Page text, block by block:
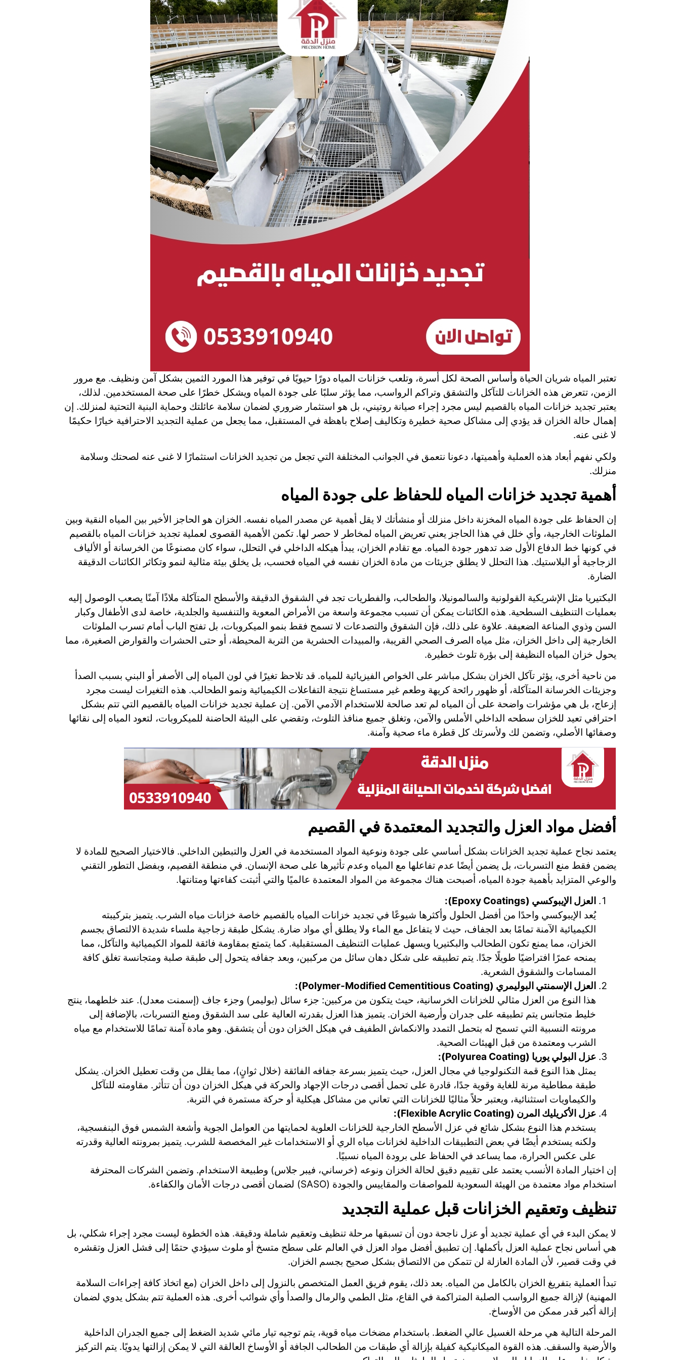
تعتبر المياه شريان الحياة وأساس الصحة لكل أسرة، وتلعب خزانات المياه دورًا حيويًا في توفير هذا المورد الثمين بشكل آمن ونظيف. مع مرور
الزمن، تتعرض هذه الخزانات للتآكل والتشقق وتراكم الرواسب، مما يؤثر سلبًا على جودة المياه ويشكل خطرًا على صحة المستخدمين. لذلك،
يعتبر تجديد خزانات المياه بالقصيم ليس مجرد إجراء صيانة روتيني، بل هو استثمار ضروري لضمان سلامة عائلتك وحماية البنية التحتية لمنزلك. إن
إهمال حالة الخزان قد يؤدي إلى مشاكل صحية خطيرة وتكاليف إصلاح باهظة في المستقبل، مما يجعل من عملية التجديد الاحترافية خيارًا حكيمًا
لا غنى عنه.
ولكي نفهم أبعاد هذه العملية وأهميتها، دعونا نتعمق في الجوانب المختلفة التي تجعل من تجديد الخزانات استثمارًا لا غنى عنه لصحتك وسلامة
منزلك.
أهمية تجديد خزانات المياه للحفاظ على جودة المياه
إن الحفاظ على جودة المياه المخزنة داخل منزلك أو منشأتك لا يقل أهمية عن مصدر المياه نفسه. الخزان هو الحاجز الأخير بين المياه النقية وبين
الملوثات الخارجية، وأي خلل في هذا الحاجز يعني تعريض المياه لمخاطر لا حصر لها. تكمن الأهمية القصوى لعملية تجديد خزانات المياه بالقصيم
في كونها خط الدفاع الأول ضد تدهور جودة المياه. مع تقادم الخزان، يبدأ هيكله الداخلي في التحلل، سواء كان مصنوعًا من الخرسانة أو الألياف
الزجاجية أو البلاستيك. هذا التحلل لا يطلق جزيئات من مادة الخزان نفسه في المياه فحسب، بل يخلق بيئة مثالية لنمو وتكاثر الكائنات الدقيقة
الضارة.
البكتيريا مثل الإشريكية القولونية والسالمونيلا، والطحالب، والفطريات تجد في الشقوق الدقيقة والأسطح المتآكلة ملاذًا آمنًا يصعب الوصول إليه
بعمليات التنظيف السطحية. هذه الكائنات يمكن أن تسبب مجموعة واسعة من الأمراض المعوية والتنفسية والجلدية، خاصة لدى الأطفال وكبار
السن وذوي المناعة الضعيفة. علاوة على ذلك، فإن الشقوق والتصدعات لا تسمح فقط بنمو الميكروبات، بل تفتح الباب أمام تسرب الملوثات
الخارجية إلى داخل الخزان، مثل مياه الصرف الصحي القريبة، والمبيدات الحشرية من التربة المحيطة، أو حتى الحشرات والقوارض الصغيرة، مما
يحول خزان المياه النظيفة إلى بؤرة تلوث خطيرة.
من ناحية أخرى، يؤثر تآكل الخزان بشكل مباشر على الخواص الفيزيائية للمياه. قد تلاحظ تغيرًا في لون المياه إلى الأصفر أو البني بسبب الصدأ
وجزيئات الخرسانة المتآكلة، أو ظهور رائحة كريهة وطعم غير مستساغ نتيجة التفاعلات الكيميائية ونمو الطحالب. هذه التغيرات ليست مجرد
إزعاج، بل هي مؤشرات واضحة على أن المياه لم تعد صالحة للاستخدام الآدمي الآمن. إن عملية تجديد خزانات المياه بالقصيم التي تتم بشكل
احترافي تعيد للخزان سطحه الداخلي الأملس والآمن، وتغلق جميع منافذ التلوث، وتقضي على البيئة الحاضنة للميكروبات، لتعود المياه إلى نقائها
وصفائها الأصلي، وتضمن لك ولأسرتك كل قطرة ماء صحية وآمنة.
أفضل مواد العزل والتجديد المعتمدة في القصيم
يعتمد نجاح عملية تجديد الخزانات بشكل أساسي على جودة ونوعية المواد المستخدمة في العزل والتبطين الداخلي. فالاختيار الصحيح للمادة لا
يضمن فقط منع التسربات، بل يضمن أيضًا عدم تفاعلها مع المياه وعدم تأثيرها على صحة الإنسان. في منطقة القصيم، وبفضل التطور التقني
والوعي المتزايد بأهمية جودة المياه، أصبحت هناك مجموعة من المواد المعتمدة عالميًا والتي أثبتت كفاءتها ومتانتها.
العزل الإيبوكسي (Epoxy Coatings):
يُعد الإيبوكسي واحدًا من أفضل الحلول وأكثرها شيوعًا في تجديد خزانات المياه بالقصيم خاصة خزانات مياه الشرب. يتميز بتركيبته
الكيميائية الآمنة تمامًا بعد الجفاف، حيث لا يتفاعل مع الماء ولا يطلق أي مواد ضارة. يشكل طبقة زجاجية ملساء شديدة الالتصاق بجسم
الخزان، مما يمنع تكون الطحالب والبكتيريا ويسهل عمليات التنظيف المستقبلية. كما يتمتع بمقاومة فائقة للمواد الكيميائية والتآكل، مما
يمنحه عمرًا افتراضيًا طويلًا جدًا. يتم تطبيقه على شكل دهان سائل من مركبين، وبعد جفافه يتحول إلى طبقة صلبة ومتجانسة تغلق كافة
المسامات والشقوق الشعرية.
العزل الإسمنتي البوليمري (Polymer-Modified Cementitious Coating):
هذا النوع من العزل مثالي للخزانات الخرسانية، حيث يتكون من مركبين: جزء سائل (بوليمر) وجزء جاف (إسمنت معدل). عند خلطهما، ينتج
خليط متجانس يتم تطبيقه على جدران وأرضية الخزان. يتميز هذا العزل بقدرته العالية على سد الشقوق ومنع التسربات، بالإضافة إلى
مرونته النسبية التي تسمح له بتحمل التمدد والانكماش الطفيف في هيكل الخزان دون أن يتشقق. وهو مادة آمنة تمامًا للاستخدام مع مياه
الشرب ومعتمدة من قبل الهيئات الصحية.
عزل البولي يوريا (Polyurea Coating):
يمثل هذا النوع قمة التكنولوجيا في مجال العزل، حيث يتميز بسرعة جفافه الفائقة (خلال ثوانٍ)، مما يقلل من وقت تعطيل الخزان. يشكل
طبقة مطاطية مرنة للغاية وقوية جدًا، قادرة على تحمل أقصى درجات الإجهاد والحركة في هيكل الخزان دون أن تتأثر. مقاومته للتآكل
والكيماويات استثنائية، ويعتبر حلاً مثاليًا للخزانات التي تعاني من مشاكل هيكلية أو حركة مستمرة في التربة.
عزل الأكريليك المرن (Flexible Acrylic Coating):
يستخدم هذا النوع بشكل شائع في عزل الأسطح الخارجية للخزانات العلوية لحمايتها من العوامل الجوية وأشعة الشمس فوق البنفسجية،
ولكنه يستخدم أيضًا في بعض التطبيقات الداخلية لخزانات مياه الري أو الاستخدامات غير المخصصة للشرب. يتميز بمرونته العالية وقدرته
على عكس الحرارة، مما يساعد في الحفاظ على برودة المياه نسبيًا.
إن اختيار المادة الأنسب يعتمد على تقييم دقيق لحالة الخزان ونوعه (خرساني، فيبر جلاس) وطبيعة الاستخدام. وتضمن الشركات المحترفة
استخدام مواد معتمدة من الهيئة السعودية للمواصفات والمقاييس والجودة (SASO) لضمان أقصى درجات الأمان والكفاءة.
تنظيف وتعقيم الخزانات قبل عملية التجديد
لا يمكن البدء في أي عملية تجديد أو عزل ناجحة دون أن تسبقها مرحلة تنظيف وتعقيم شاملة ودقيقة. هذه الخطوة ليست مجرد إجراء شكلي، بل
هي أساس نجاح عملية العزل بأكملها. إن تطبيق أفضل مواد العزل في العالم على سطح متسخ أو ملوث سيؤدي حتمًا إلى فشل العزل وتقشره
في وقت قصير، لأن المادة العازلة لن تتمكن من الالتصاق بشكل صحيح بجسم الخزان.
تبدأ العملية بتفريغ الخزان بالكامل من المياه. بعد ذلك، يقوم فريق العمل المتخصص بالنزول إلى داخل الخزان (مع اتخاذ كافة إجراءات السلامة
المهنية) لإزالة جميع الرواسب الصلبة المتراكمة في القاع، مثل الطمي والرمال والصدأ وأي شوائب أخرى. هذه العملية تتم بشكل يدوي لضمان
إزالة أكبر قدر ممكن من الأوساخ.
المرحلة التالية هي مرحلة الغسيل عالي الضغط. باستخدام مضخات مياه قوية، يتم توجيه تيار مائي شديد الضغط إلى جميع الجدران الداخلية
والأرضية والسقف. هذه القوة الميكانيكية كفيلة بإزالة أي طبقات من الطحالب الجافة أو الأوساخ العالقة التي لا يمكن إزالتها يدويًا. يتم التركيز